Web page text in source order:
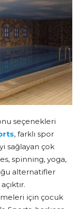
seçenekleri
, farklı spor
sağlayan çok
spinning, yoga,
alternatifler
için çocuk